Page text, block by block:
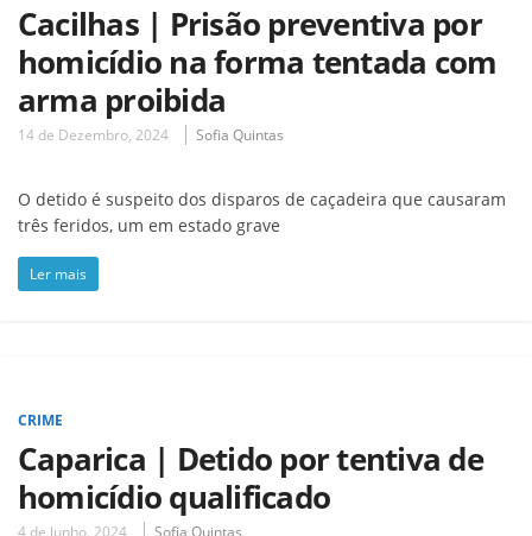
Cacilhas | Prisão preventiva por
homicídio na forma tentada com
arma proibida
14 de Dezembro, 2024 Sofia Quintas
O detido é suspeito dos disparos de caçadeira que causaram
três feridos, um em estado grave
Ler mais
CRIME
Caparica | Detido por tentiva de
homicídio qualificado
4 de Junho, 2024 Sofia Quintas